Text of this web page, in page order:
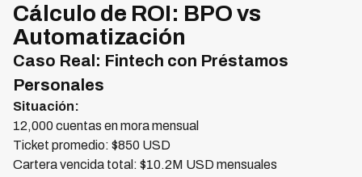
Cálculo de ROI: BPO vs
Automatización
Caso Real: Fintech con Préstamos
Personales
Situación:
12,000 cuentas en mora mensual
Ticket promedio: $850 USD
Cartera vencida total: $10.2M USD mensuales